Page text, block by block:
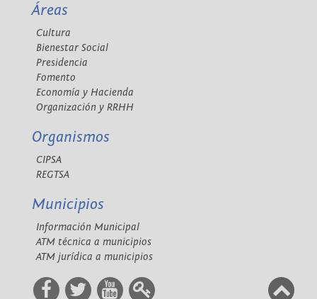
Áreas
Cultura
Bienestar Social
Presidencia
Fomento
Economía y Hacienda
Organización y RRHH
Organismos
CIPSA
REGTSA
Municipios
Información Municipal
ATM técnica a municipios
ATM jurídica a municipios